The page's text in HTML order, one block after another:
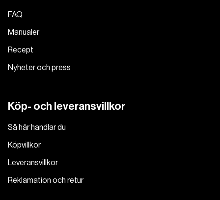
FAQ
Manualer
Recept
Nyheter och press
Köp- och leveransvillkor
Så här handlar du
Köpvillkor
Leveransvillkor
Reklamation och retur